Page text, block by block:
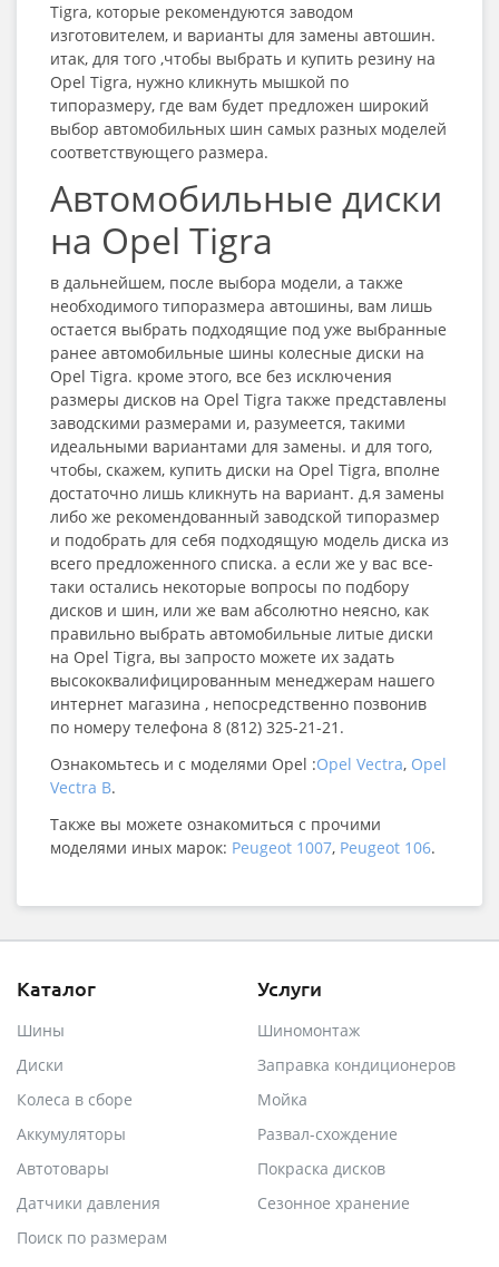
Tigra, которые рекомендуются заводом
изготовителем, и варианты для замены автошин.
итак, для того ,чтобы выбрать и купить резину на
Opel Tigra, нужно кликнуть мышкой по
типоразмеру, где вам будет предложен широкий
выбор автомобильных шин самых разных моделей
соответствующего размера.
Автомобильные диски
на Opel Tigra
в дальнейшем, после выбора модели, а также
необходимого типоразмера автошины, вам лишь
остается выбрать подходящие под уже выбранные
ранее автомобильные шины колесные диски на
Opel Tigra. кроме этого, все без исключения
размеры дисков на Opel Tigra также представлены
заводскими размерами и, разумеется, такими
идеальными вариантами для замены. и для того,
чтобы, скажем, купить диски на Opel Tigra, вполне
достаточно лишь кликнуть на вариант. д.я замены
либо же рекомендованный заводской типоразмер
и подобрать для себя подходящую модель диска из
всего предложенного списка. а если же у вас все-
таки остались некоторые вопросы по подбору
дисков и шин, или же вам абсолютно неясно, как
правильно выбрать автомобильные литые диски
на Opel Tigra, вы запросто можете их задать
высококвалифицированным менеджерам нашего
интернет магазина , непосредственно позвонив
по номеру телефона 8 (812) 325-21-21.
Ознакомьтесь и с моделями Opel :Opel Vectra, Opel
Vectra B.
Также вы можете ознакомиться с прочими
моделями иных марок: Peugeot 1007, Peugeot 106.
Каталог
Шины
Диски
Колеса в сборе
Аккумуляторы
Автотовары
Датчики давления
Поиск по размерам
Услуги
Шиномонтаж
Заправка кондиционеров
Мойка
Развал-схождение
Покраска дисков
Сезонное хранение